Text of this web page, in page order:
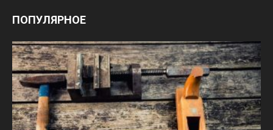
ПОПУЛЯРНОЕ